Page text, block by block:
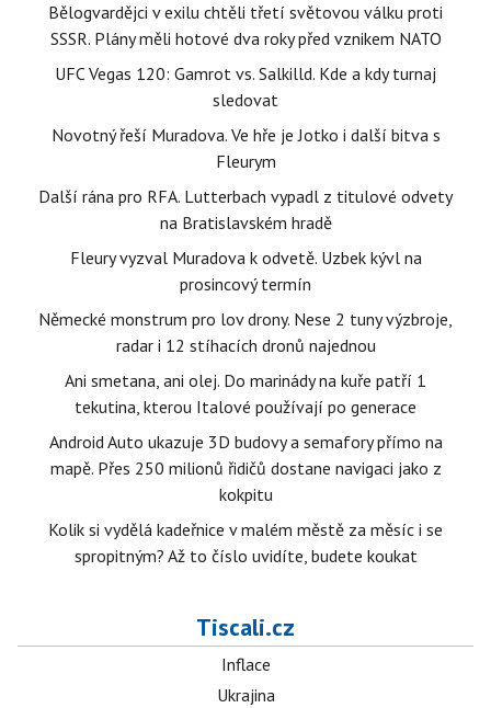
Bělogvardějci v exilu chtěli třetí světovou válku proti
SSSR. Plány měli hotové dva roky před vznikem NATO
UFC Vegas 120: Gamrot vs. Salkilld. Kde a kdy turnaj
sledovat
Novotný řeší Muradova. Ve hře je Jotko i další bitva s
Fleurym
Další rána pro RFA. Lutterbach vypadl z titulové odvety
na Bratislavském hradě
Fleury vyzval Muradova k odvetě. Uzbek kývl na
prosincový termín
Německé monstrum pro lov drony. Nese 2 tuny výzbroje,
radar i 12 stíhacích dronů najednou
Ani smetana, ani olej. Do marinády na kuře patří 1
tekutina, kterou Italové používají po generace
Android Auto ukazuje 3D budovy a semafory přímo na
mapě. Přes 250 milionů řidičů dostane navigaci jako z
kokpitu
Kolik si vydělá kadeřnice v malém městě za měsíc i se
spropitným? Až to číslo uvidíte, budete koukat
Tiscali.cz
Inflace
Ukrajina